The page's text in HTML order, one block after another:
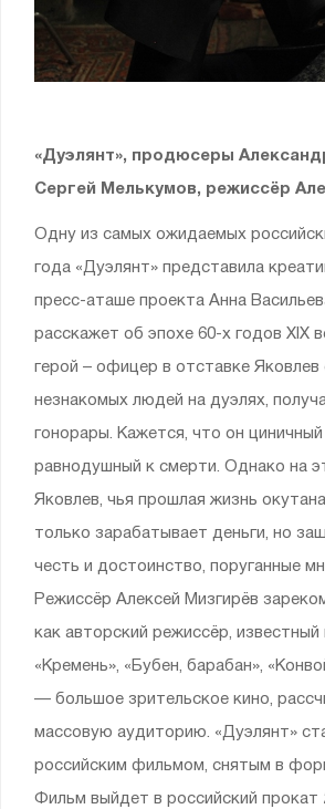
«Дуэлянт», продюсеры
Сергей Мелькумов, режиссёр
Одну из самых ожидаемых
года «Дуэлянт» представила
пресс-аташе проекта Анна
расскажет об эпохе 60-х годов XIX
герой – офицер в отставке Яковлев
незнакомых людей на дуэлях,
гонорары. Кажется, что он циничный
равнодушный к смерти. Однако на
Яковлев, чья прошлая жизнь
только зарабатывает деньги, но
честь и достоинство, поруганные
Режиссёр Алексей Мизгирёв
как авторский режиссёр, известный
«Кремень», «Бубен, барабан»,
— большое зрительское кино,
массовую аудиторию. «Дуэлянт»
российским фильмом, снятым в
Фильм выйдет в российский прокат